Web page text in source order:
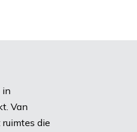
in
Van
die